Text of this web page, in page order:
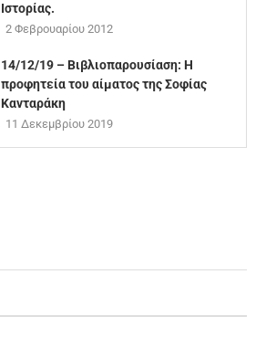
Ιστορίας.
2 Φεβρουαρίου 2012
14/12/19 – Βιβλιοπαρουσίαση: Η
προφητεία του αίματος της Σοφίας
Κανταράκη
11 Δεκεμβρίου 2019